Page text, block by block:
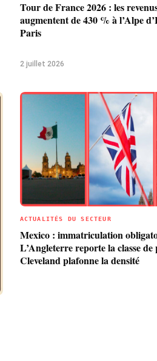
Tour de France 2026 : les
augmentent de 430 % à l’Alpe
Paris
2 juillet 2026
ACTUALITÉS DU SECTEUR
Mexico : immatriculation
L’Angleterre reporte la classe
Cleveland plafonne la densité